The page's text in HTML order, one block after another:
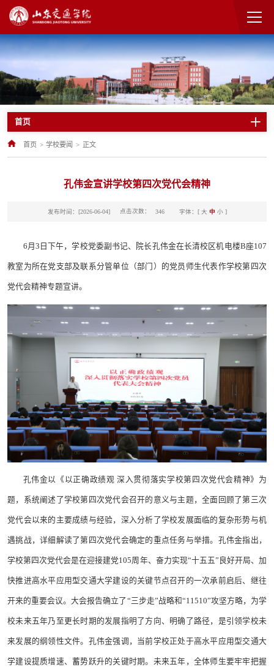
首页
首页 > 学校要闻 > 正文
孔伟金宣讲学校第四次党代会精神
发布时间：[2026-06-04] 点击次数： 346 字体：[ 大 中 小]
6月3日下午，学校党委副书记、院长孔伟金在长清校区机电楼B座107
教室为所在党支部及联系分管单位（部门）的党员师生代表作学校第四次
党代会精神专题宣讲。
孔伟金以《以正确政绩观 深入贯彻落实学校第四次党代会精神》为
题，系统阐述了学校第四次党代会召开的意义与主题，全面回顾了第三次
党代会以来的主要成绩与经验，深入分析了学校发展面临的复杂形势与机
遇挑战，详细解读了第四次党代会确定的重点任务与举措。孔伟金指出，
学校第四次党代会是在迎接建党105周年、奋力实现“十五五”良好开局、加
快推进高水平应用型交通大学建设的关键节点召开的一次承前启后、继往
开来的重要会议。大会报告确立了“三步走”战略和“11510”攻坚方略，为学
校未来五年乃至更长时期的发展指明了方向、明确了路径，是引领学校未
来发展的纲领性文件。孔伟金强调，当前学校正处于高水平应用型交通大
学建设提质增速、蓄势跃升的关键时期。未来五年，全体师生要牢牢把握